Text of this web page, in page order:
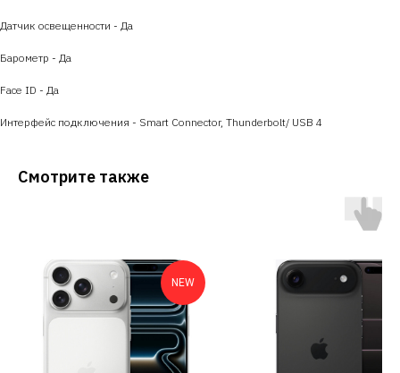
Датчик освещенности - Да
Барометр - Да
Face ID - Да
Интерфейс подключения - Smart Connector, Thunderbolt/ USB 4
Смотрите также
NEW